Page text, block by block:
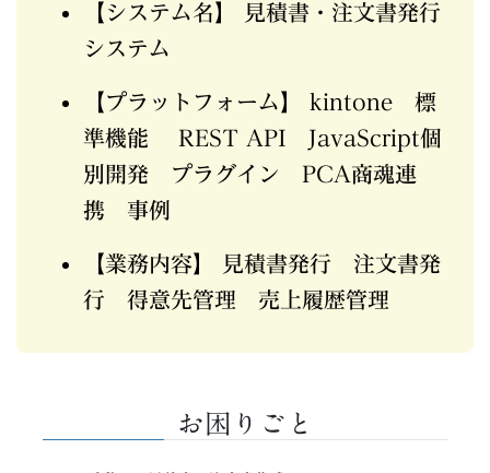
【システム名】 見積書・注文書発行
システム​​
【プラットフォーム】 kintone 標
準機能 REST API JavaScript個
別開発 プラグイン PCA商魂連
携 事例
【業務内容】 見積書発行 注文書発
行 得意先管理 売上履歴管理​
お困りごと